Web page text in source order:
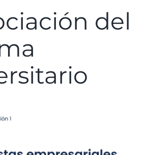
del